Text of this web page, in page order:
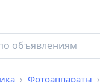
Фотоаппараты